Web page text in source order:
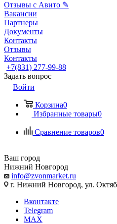
Отзывы с Авито ✎
Вакансии
Партнеры
Документы
Контакты
Отзывы
Контакты
+7(831) 277-99-88
Задать вопрос
Войти
Корзина0
Избранные товары0
Сравнение товаров0
Ваш город
Нижний Новгород
info@zvonmarket.ru
г. Нижний Новгород, ул.
Вконтакте
Telegram
MAX